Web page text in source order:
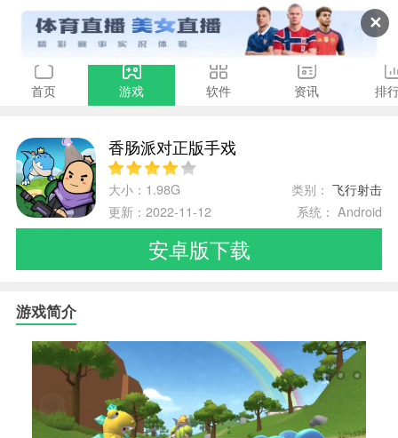
✕
首页 游戏 软件 资讯 排
香肠派对正版手戏
大小：1.98G 类别：飞行射击
更新：2022-11-12
系统： Android
安卓版下载
游戏简介